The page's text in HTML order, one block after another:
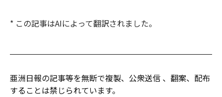
* この記事はAIによって翻訳されました。
亜洲日報の記事等を無断で複製、公衆送信 、翻案、配布
することは禁じられています。